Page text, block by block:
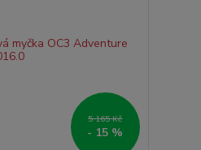
5 165 Kč
- 15 %